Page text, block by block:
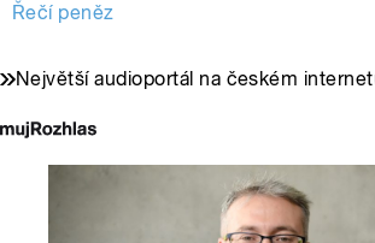
Řečí peněz
Největší audioportál na českém